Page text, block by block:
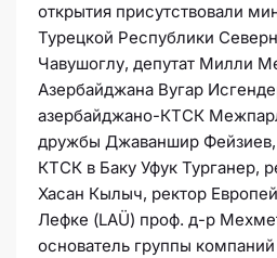
открытия присутствовали
Турецкой Республики
Чавушоглу, депутат Милли
Азербайджана Вугар
азербайджано-КТСК
дружбы Джаваншир Фейзиев,
КТСК в Баку Уфук Турганер,
Хасан Кылыч, ректор
Лефке (LAÜ) проф. д-р
основатель группы